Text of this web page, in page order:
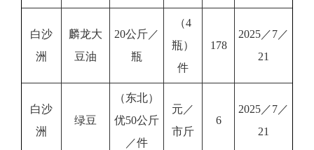
白沙
洲
麟龙大
豆油
20公斤／
瓶
（4
瓶）
件
178
2025／7／
21
白沙
洲
绿豆
（东北）
优50公斤
／件
元／
市斤
6
2025／7／
21